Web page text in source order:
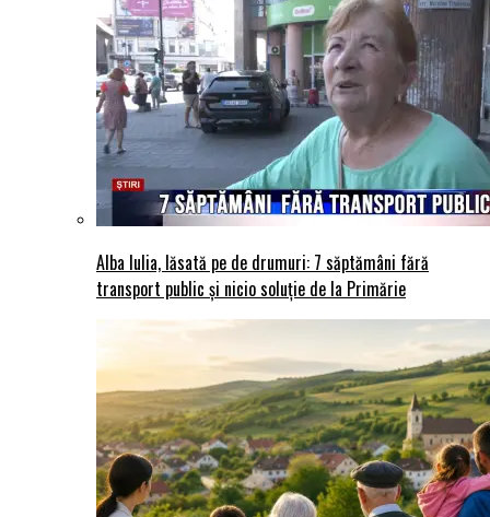
Alba Iulia, lăsată pe de drumuri: 7 săptămâni fără
transport public și nicio soluție de la Primărie